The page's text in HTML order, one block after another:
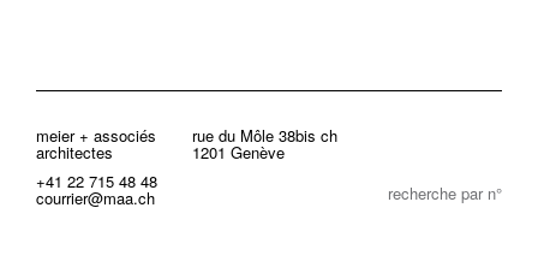
meier + associés
architectes
rue du Môle 38bis ch
1201 Genève
+41 22 715 48 48
courrier@maa.ch recherche par n°